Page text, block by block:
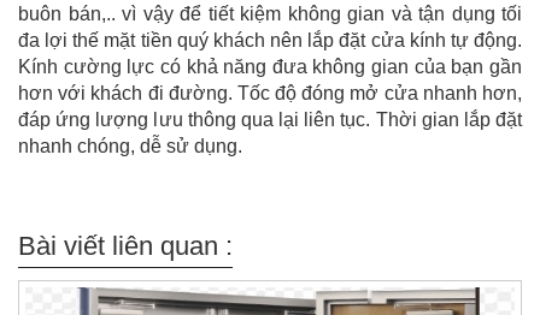
buôn bán,.. vì vậy để tiết kiệm không gian và tận dụng tối
đa lợi thế mặt tiền quý khách nên lắp đặt cửa kính tự động.
Kính cường lực có khả năng đưa không gian của bạn gần
hơn với khách đi đường. Tốc độ đóng mở cửa nhanh hơn,
đáp ứng lượng lưu thông qua lại liên tục. Thời gian lắp đặt
nhanh chóng, dễ sử dụng.
Bài viết liên quan :